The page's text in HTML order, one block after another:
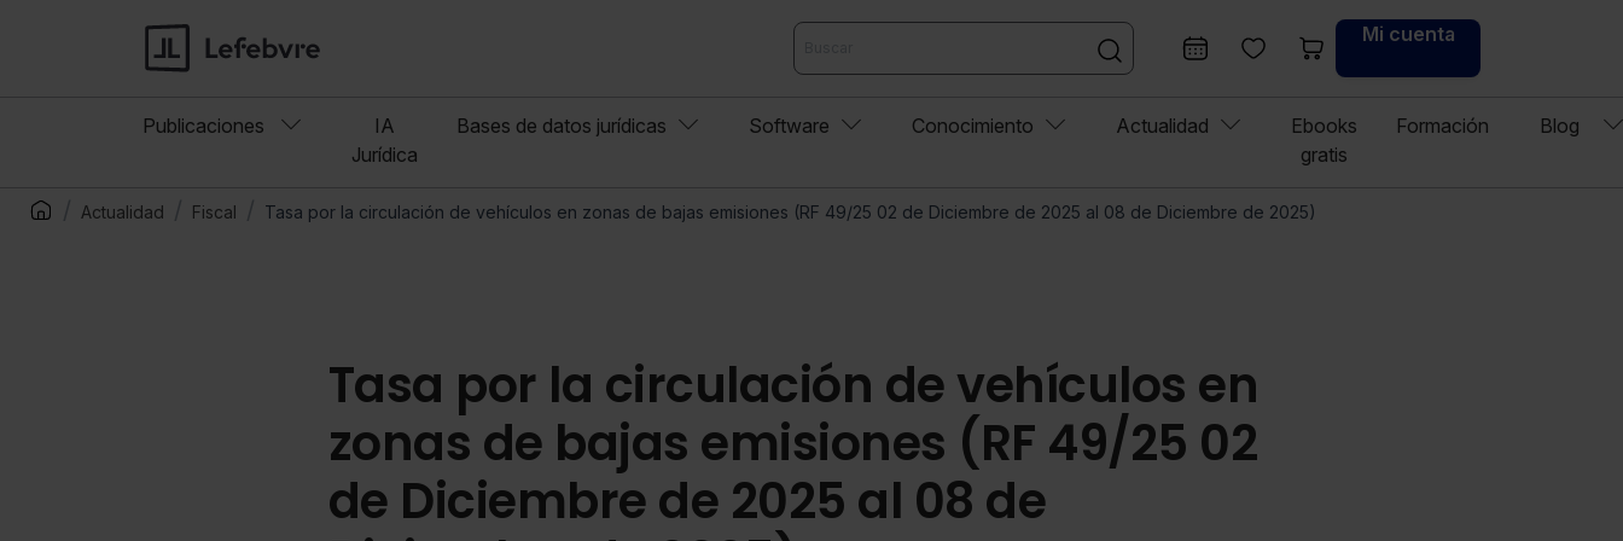
Mi cuenta
Publicaciones
IA
Jurídica
Bases de datos jurídicas Software Conocimiento Actualidad
Ebooks
gratis
Formación Blog
Actualidad Fiscal Tasa por la circulación de vehículos en zonas de bajas emisiones (RF 49/25 02 de Diciembre de 2025 al 08 de Diciembre de 2025)
Tasa por la circulación de vehículos en
zonas de bajas emisiones (RF 49/25 02
de Diciembre de 2025 al 08 de